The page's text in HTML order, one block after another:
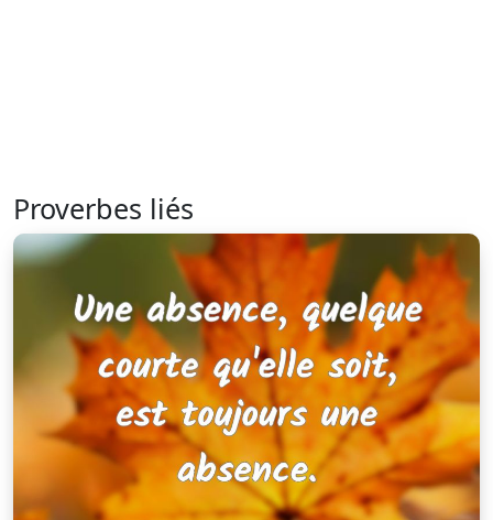
Proverbes liés